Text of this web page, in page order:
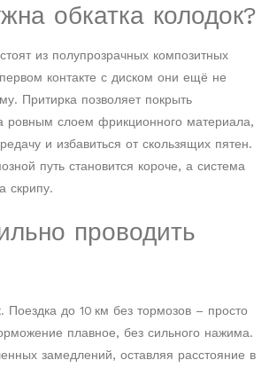
обкатка колодок?
из полупрозрачных композитных
контакте с диском они ещё не
Притирка позволяет покрыть
ровным слоем фрикционного материала,
и избавиться от скользящих пятен.
путь становится короче, а система
скрипу.
проводить
. Поездка до 10 км без тормозов – просто
плавное, без сильного нажима.
замедлений, оставляя расстояние в